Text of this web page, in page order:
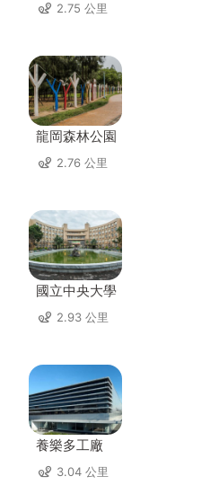
2.75 公里
龍岡森林公園
2.76 公里
國立中央大學
2.93 公里
養樂多工廠
3.04 公里